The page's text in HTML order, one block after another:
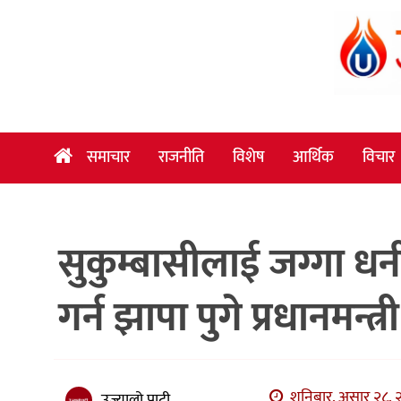
विशेष
अन्तर्वार्ता
मनोरञ्जन
विज्ञान
खेलकुद
समाचार राजनीति विशेष आर्थिक विचार
सुकुम्बासीलाई जग्गा
गर्न झापा पुगे प्रधानमन्त्री